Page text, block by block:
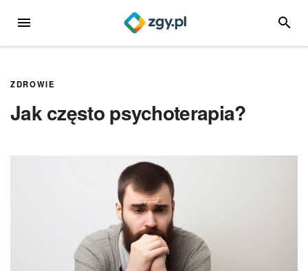
MENU
ZDROWIE
Jak często psychoterapia?